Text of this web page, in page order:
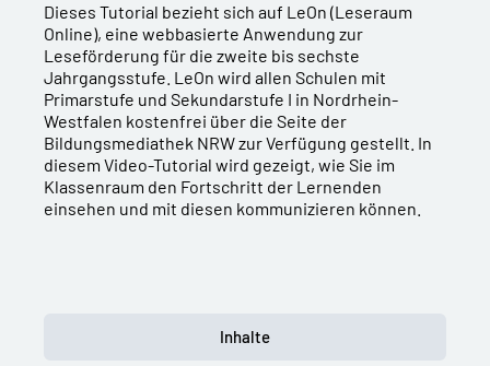
Dieses Tutorial bezieht sich auf LeOn (Leseraum
Online), eine webbasierte Anwendung zur
Leseförderung für die zweite bis sechste
Jahrgangsstufe. LeOn wird allen Schulen mit
Primarstufe und Sekundarstufe I in Nordrhein-
Westfalen kostenfrei über die Seite der
Bildungsmediathek NRW zur Verfügung gestellt. In
diesem Video-Tutorial wird gezeigt, wie Sie im
Klassenraum den Fortschritt der Lernenden
einsehen und mit diesen kommunizieren können.
Inhalte